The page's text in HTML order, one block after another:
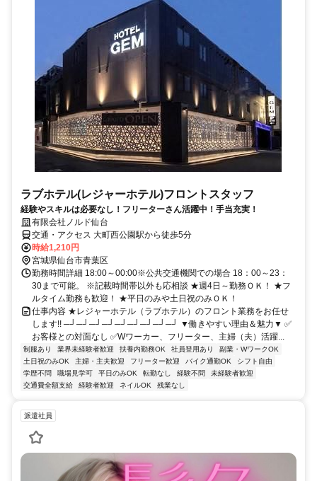
ラブホテル(レジャーホテル)フロントスタッフ
経験やスキルは必要なし！フリーターさん活躍中！手当充実！
有限会社ノルド仙台
交通・アクセス 大町西公園駅から徒歩5分
時給1,210円
宮城県仙台市青葉区
勤務時間詳細 18:00～00:00※公共交通機関での場合 18：00～23：
30まで可能。 ※記載時間帯以外も応相談 ★週4日～勤務ＯＫ！ ★フ
ルタイム勤務も歓迎！ ★平日のみや土日祝のみＯＫ！
仕事内容 ★レジャーホテル（ラブホテル）のフロント業務をお任せ
します!! ─┘─┘─┘─┘─┘─┘─┘─┘─┘ ▼働きやすい理由＆魅力▼ ✅
お客様との対面なし ✅Wワーカー、フリーター、主婦（夫）活躍...
制服あり 業界未経験者歓迎 扶養内勤務OK 社員登用あり
副業・WワークOK
土日祝のみOK
主婦・主夫歓迎 フリーター歓迎 バイク通勤OK
シフト自由
学歴不問
職場見学可 平日のみOK 転勤なし 経験不問
未経験者歓迎
交通費全額支給
経験者歓迎 ネイルOK 残業なし
派遣社員